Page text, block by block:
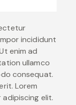
incididunt
enim ad
ullamco
consequat.
Lorem
elit.